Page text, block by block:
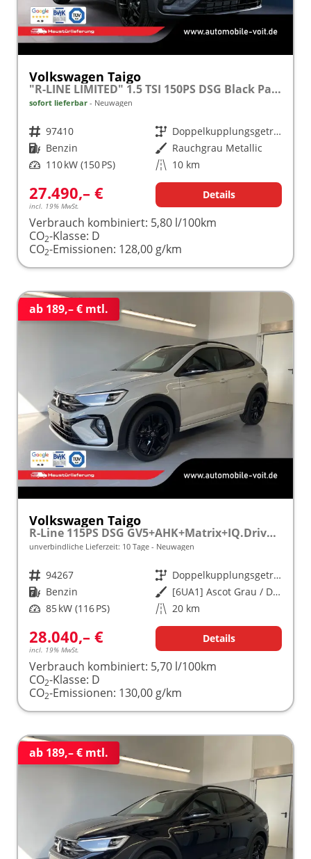
Volkswagen Taigo
"R-LINE LIMITED" 1.5 TSI 150PS DSG Black Paket 5J. Garantie AHK Kamera 18" IQ Light Matrix-LED
sofort lieferbar Neuwagen
Fahrzeugnr. 97410 Getriebe
Doppelkupplungsgetriebe (DSG)
Kraftstoff Benzin Außenfarbe Rauchgrau Metallic
Leistung 110 kW (150 PS) Kilometerstand 10 km
27.490,– €
incl. 19% MwSt.
Details
Verbrauch kombiniert: 5,80 l/100km
CO2-Klasse: D
CO2-Emissionen: 128,00 g/km
ab 189,– € mtl.
Volkswagen Taigo
R-Line 115PS DSG GV5+AHK+Matrix+IQ.Drive+Black+Keyless+Alu18+Cam+Sitzheiz
unverbindliche Lieferzeit: 10 Tage Neuwagen
Fahrzeugnr. 94267 Getriebe
Doppelkupplungsgetriebe (DSG)
Kraftstoff Benzin Außenfarbe
[6UA1] Ascot Grau / Dach Schwarz
Leistung 85 kW (116 PS) Kilometerstand 20 km
28.040,– €
incl. 19% MwSt.
Details
Verbrauch kombiniert: 5,70 l/100km
CO2-Klasse: D
CO2-Emissionen: 130,00 g/km
ab 189,– € mtl.